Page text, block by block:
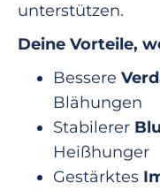
unterstützen.
Deine Vorteile,
Bessere
Blähungen
Stabilerer
Heißhunger
Gestärktes